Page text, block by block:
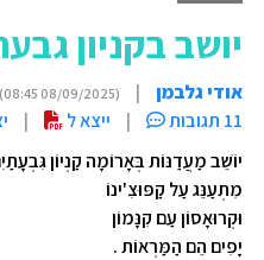
יושב בקניון
אודי גלבמן |
(08/09/2025 08:45)
11 תגובות
| ייצא ל |
יוֹשֵׁב מַעֲדַנּוֹת בְּאָרוֹמָה קַנְיוֹן
מִתְעַנֵּג עַל קַפּוּצִ'ינוֹ
וּקְרוּאָסוֹן עַם קִנָּמוֹן
יָפִים הֵם הַמַּרְאוֹת .